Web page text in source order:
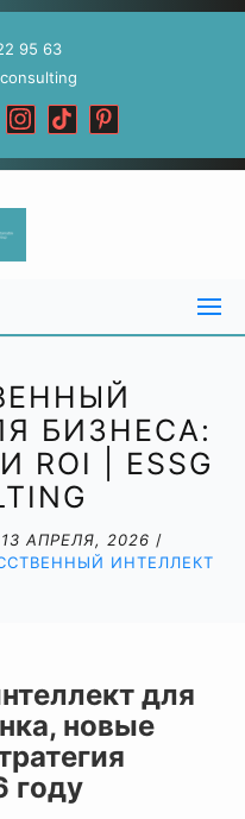
95 63
БИЗНЕСА:
| ESSG
13 АПРЕЛЯ, 2026 /
ИНТЕЛЛЕКТ
для
новые
году